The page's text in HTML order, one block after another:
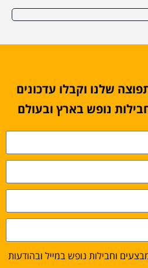
שלנו וקבלו עדכונים
נופש בארץ ובעולם
וחבילות נופש במייל ובהודעות